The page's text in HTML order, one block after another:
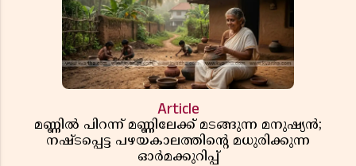
Article
മണ്ണിൽ പിറന്ന് മണ്ണിലേക്ക് മടങ്ങുന്ന മനുഷ്യൻ;
നഷ്ടപ്പെട്ട പഴയകാലത്തിൻ്റെ മധുരിക്കുന്ന
ഓർമക്കുറിപ്പ്